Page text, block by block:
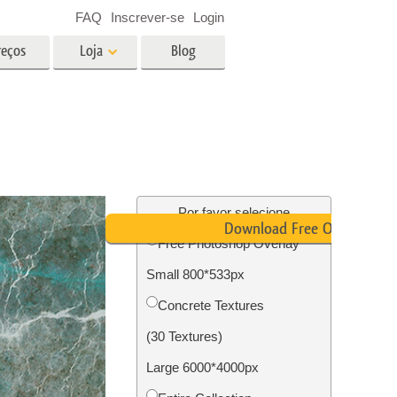
de
Foto Restauração Serviços
Loja Blog
FAQ Inscrever-se Login
Por favor selecione
Free Photoshop Overlay
Small 800*533px
Concrete Textures
(30 Textures)
Large 6000*4000px
Download Free Overlay